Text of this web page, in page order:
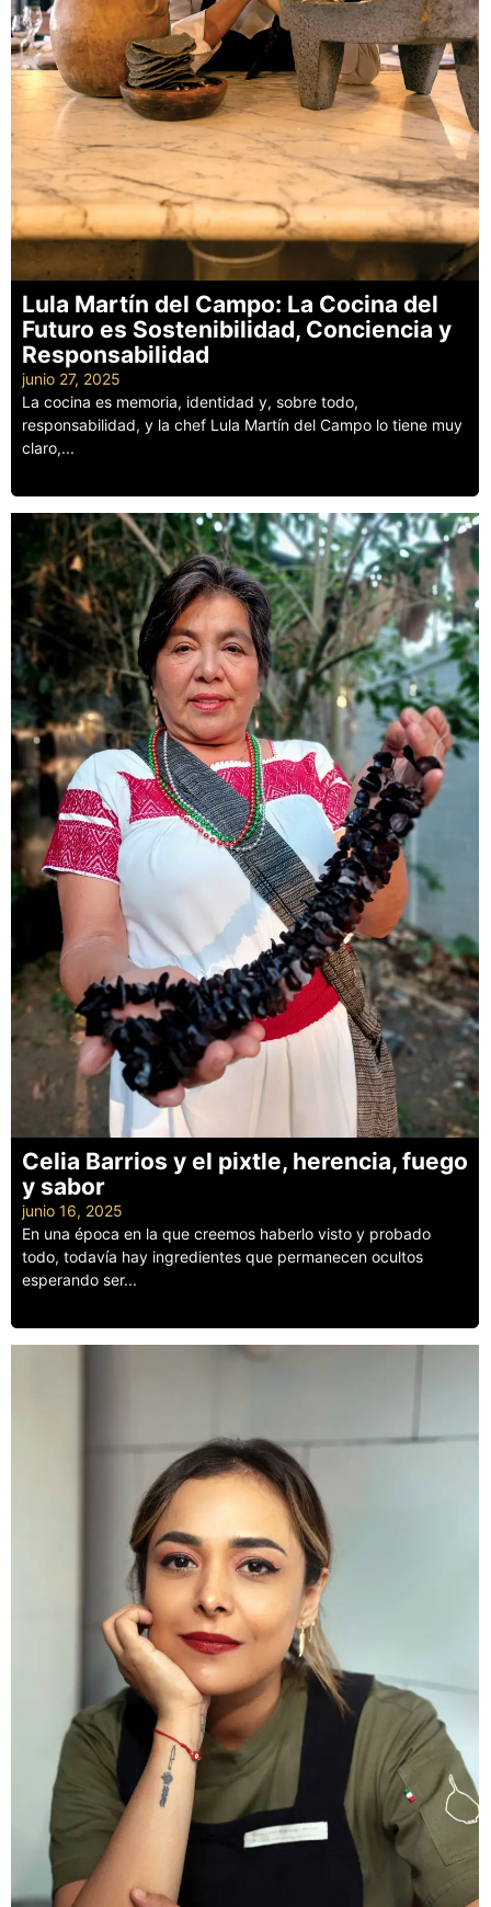
Lula Martín del Campo: La Cocina del
Futuro es Sostenibilidad, Conciencia y
Responsabilidad
junio 27, 2025
La cocina es memoria, identidad y, sobre todo,
responsabilidad, y la chef Lula Martín del Campo lo tiene muy
claro,...
Celia Barrios y el pixtle, herencia, fuego
y sabor
junio 16, 2025
En una época en la que creemos haberlo visto y probado
todo, todavía hay ingredientes que permanecen ocultos
esperando ser...